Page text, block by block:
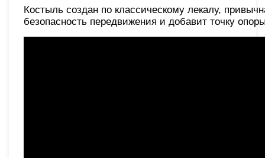
Костыль создан по классическому лекалу,
безопасность передвижения и добавит точку